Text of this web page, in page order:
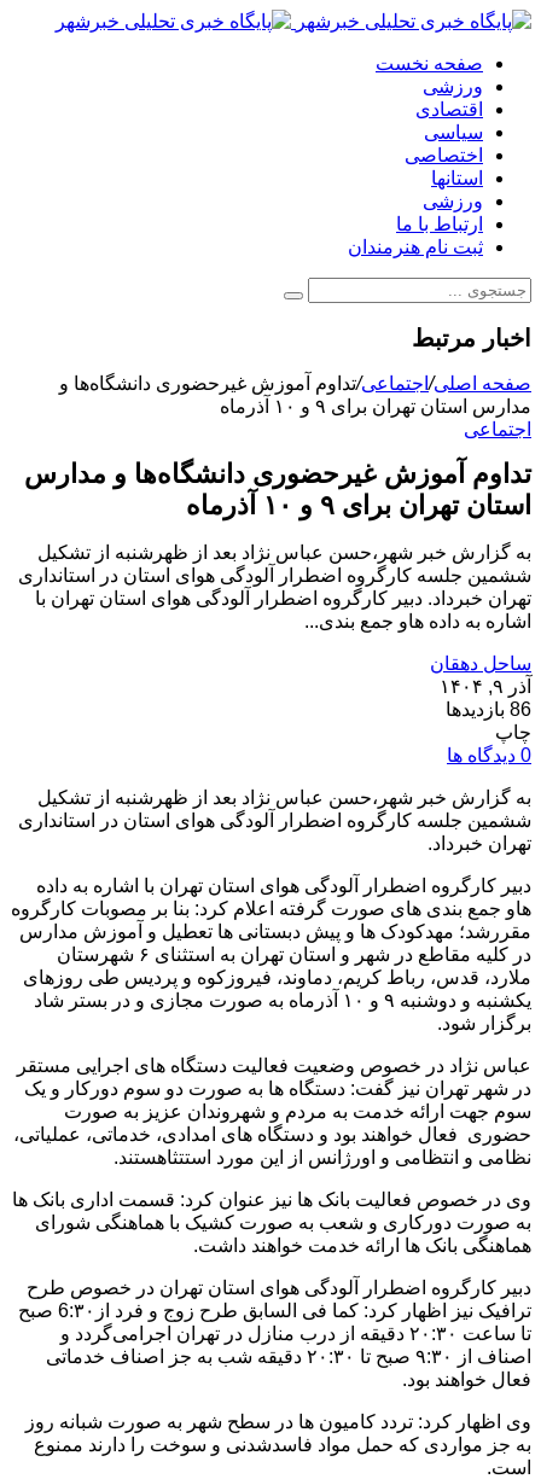
صفحه نخست
ورزشی
اقتصادی
سیاسی
اختصاصی
استانها
ورزشی
ارتباط با ما
ثبت نام هنرمندان
اخبار مرتبط
صفحه اصلی/اجتماعی/تداوم آموزش غیرحضوری دانشگاه‌ها و
مدارس استان تهران برای ۹ و ۱۰ آذرماه
اجتماعی
تداوم آموزش غیرحضوری دانشگاه‌ها و مدارس
استان تهران برای ۹ و ۱۰ آذرماه
به گزارش خبر شهر،حسن عباس نژاد بعد از ظهرشنبه از تشکیل
ششمین جلسه کارگروه اضطرار آلودگی هوای استان در استانداری
تهران خبرداد. دبیر کارگروه اضطرار آلودگی هوای استان تهران با
اشاره به داده هاو جمع بندی...
ساحل دهقان
آذر ۹, ۱۴۰۴
86 بازدیدها
چاپ
0 دیدگاه ها
به گزارش خبر شهر،حسن عباس نژاد بعد از ظهرشنبه از تشکیل
ششمین جلسه کارگروه اضطرار آلودگی هوای استان در استانداری
تهران خبرداد.
دبیر کارگروه اضطرار آلودگی هوای استان تهران با اشاره به داده
هاو جمع بندی های صورت گرفته اعلام کرد: بنا بر مصوبات کارگروه
مقررشد؛ مهدکودک ها و پیش دبستانی ها تعطیل و آموزش مدارس
در کلیه مقاطع در شهر و استان تهران به استثنای ۶ شهرستان
ملارد، قدس، رباط کریم، دماوند، فیروزکوه و پردیس طی روزهای
یکشنبه و دوشنبه ۹ و ۱۰ آذرماه به صورت مجازی و در بستر شاد
برگزار شود.
عباس نژاد در خصوص وضعیت فعالیت دستگاه های اجرایی مستقر
در شهر تهران نیز گفت: دستگاه ها به صورت دو سوم دورکار و یک
سوم جهت ارائه خدمت به مردم و شهروندان عزیز به صورت
حضوری فعال خواهند بود و دستگاه های امدادی، خدماتی، عملیاتی،
نظامی و انتظامی و اورژانس از این مورد استتثاهستند.
وی در خصوص فعالیت بانک ها نیز عنوان کرد: قسمت اداری بانک ها
به صورت دورکاری و شعب به صورت کشیک با هماهنگی شورای
هماهنگی بانک ها ارائه خدمت خواهند داشت.
دبیر کارگروه اضطرار آلودگی هوای استان تهران در خصوص طرح
ترافیک نیز اظهار کرد: کما فی السابق طرح زوج و فرد از6:۳۰ صبح
تا ساعت ۲۰:۳۰ دقیقه از درب منازل در تهران اجرامی‌گردد و
اصناف از ۹:۳۰ صبح تا ۲۰:۳۰ دقیقه شب به جز اصناف خدماتی
فعال خواهند بود.
وی اظهار کرد: تردد کامیون ها در سطح شهر به صورت شبانه روز
به جز مواردی که حمل مواد فاسدشدنی و سوخت را دارند ممنوع
است.